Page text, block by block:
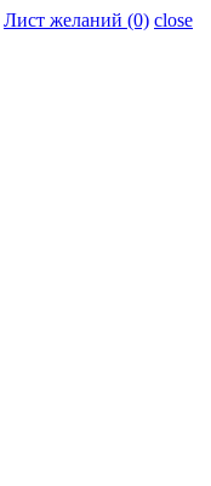
Лист желаний (0) close